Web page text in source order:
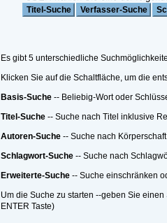
Es gibt 5 unterschiedliche
Klicken Sie auf die Schaltfläche, um die
Basis-Suche -- Beliebig-Wort oder
Titel-Suche -- Suche nach Titel inklusive
Autoren-Suche -- Suche nach
Schlagwort-Suche -- Suche nach
Erweiterte-Suche -- Suche einschränken
Um die Suche zu starten --geben Sie
ENTER Taste)